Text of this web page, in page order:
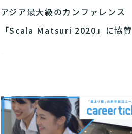
アジア最大級のカンファレンス
「Scala Matsuri 2020」に協賛